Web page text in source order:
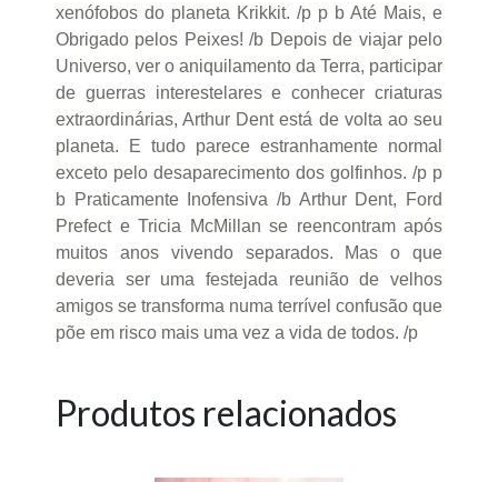
xenófobos do planeta Krikkit. /p p b Até Mais, e
Obrigado pelos Peixes! /b Depois de viajar pelo
Universo, ver o aniquilamento da Terra, participar
de guerras interestelares e conhecer criaturas
extraordinárias, Arthur Dent está de volta ao seu
planeta. E tudo parece estranhamente normal
exceto pelo desaparecimento dos golfinhos. /p p
b Praticamente Inofensiva /b Arthur Dent, Ford
Prefect e Tricia McMillan se reencontram após
muitos anos vivendo separados. Mas o que
deveria ser uma festejada reunião de velhos
amigos se transforma numa terrível confusão que
põe em risco mais uma vez a vida de todos. /p
Produtos relacionados